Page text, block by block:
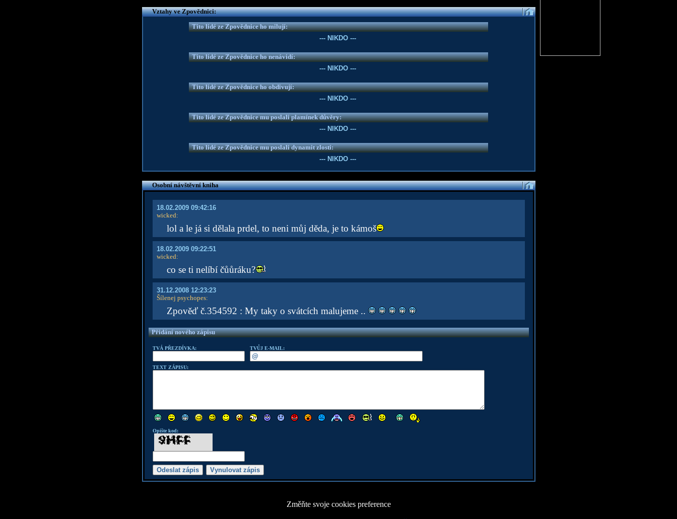
Vztahy ve Zpovědnici:
Tito lidé ze Zpovědnice ho milují:
--- NIKDO ---
Tito lidé ze Zpovědnice ho nenávidí:
--- NIKDO ---
Tito lidé ze Zpovědnice ho obdivují:
--- NIKDO ---
Tito lidé ze Zpovědnice mu poslali plamínek důvěry:
--- NIKDO ---
Tito lidé ze Zpovědnice mu poslali dynamit zlosti:
--- NIKDO ---
Osobní návštěvní kniha
18.02.2009 09:42:16
wicked:
lol a le já si dělala prdel, to neni můj děda, je to kámoš
18.02.2009 09:22:51
wicked:
co se ti nelíbí čůůráku?
31.12.2008 12:23:23
Šílenej psychopes:
Zpověď č.354592 : My taky o svátcích malujeme ..
Přidání nového zápisu
TVÁ PŘEZDÍVKA: TVŮJ E-MAIL:
TEXT ZÁPISU:
Opište kod:
Změňte svoje cookies preference